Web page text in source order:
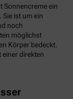
Sonnencreme ein
ist um ein
noch
möglichst
Körper bedeckt.
direkten